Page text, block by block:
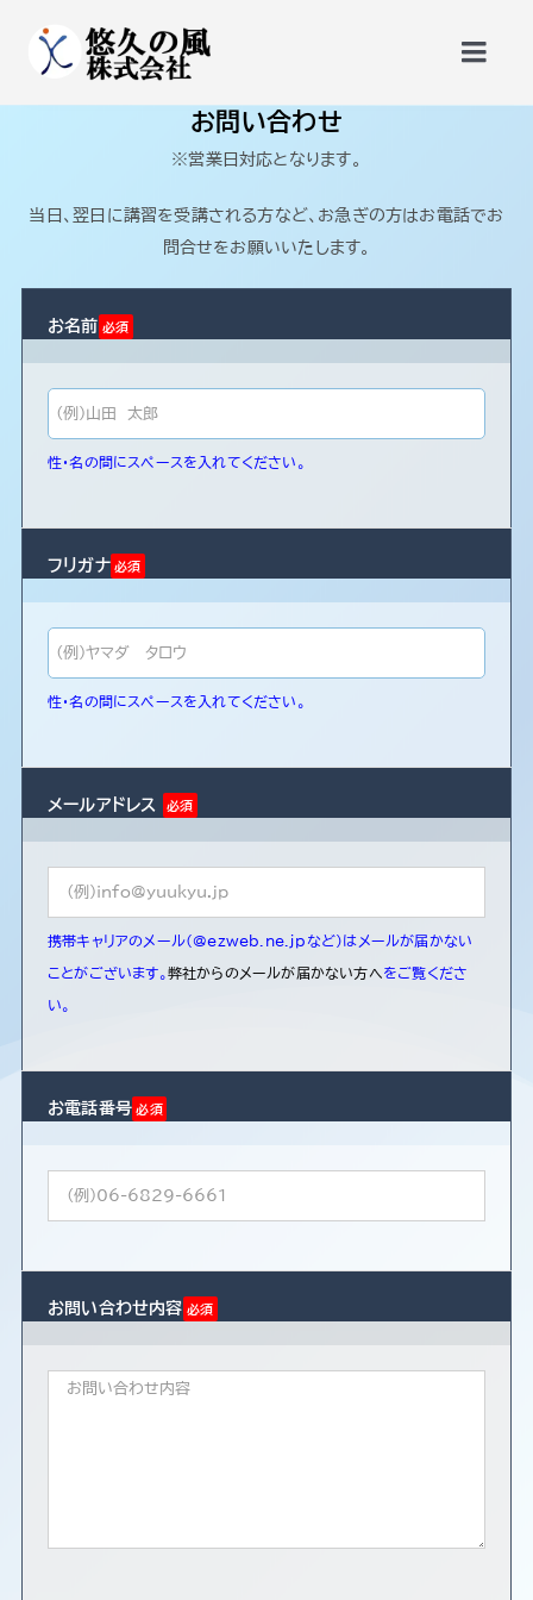
content
更新講習
悠久の風会員
お問い合わせ
お問い合わせ
※営業日対応となります。
当日、翌日に講習を受講される方など、お急ぎの方はお電話でお
問合せをお願いいたします。
お名前 必須
性・名の間にスペースを入れてください。
フリガナ 必須
性・名の間にスペースを入れてください。
メールアドレス 必須
携帯キャリアのメール(@ezweb.ne.jpなど)はメールが届かない
ことがございます。 弊社からのメールが届かない方へ をご覧くださ
い。
お電話番号 必須
お問い合わせ内容 必須